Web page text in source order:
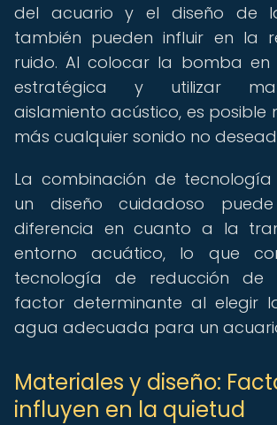
del acuario y el diseño de
también pueden influir en la
ruido. Al colocar la bomba en
estratégica y utilizar
aislamiento acústico, es posible
más cualquier sonido no
La combinación de
un diseño cuidadoso
diferencia en cuanto a la
entorno acuático, lo que
tecnología de reducción de
factor determinante al elegir
agua adecuada para un
Materiales y diseño:
influyen en la quietud